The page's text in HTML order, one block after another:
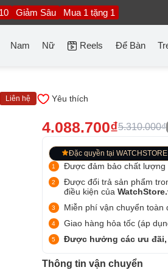
Giảm Sâu Mua 1 tặng 1
Nam Nữ Reels Để Bàn
Liên hệ Yêu thích
4.088.700₫5.310.000₫
Đặc quyền tại WATCHSTORE
Được đảm bảo chất lượng
Được đổi trả sản phẩm
điều kiện của
Miễn phí vận chuyển toàn
Giao hàng hỏa tốc (áp
Được hưởng các ưu đãi,
Thông tin vận chuyển